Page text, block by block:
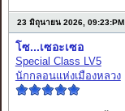
23 มิถุนายน 2026, 09:23:PM
โซ...เซอะเซอ
Special Class LV5
นักกลอนแห่งเมืองหลวง